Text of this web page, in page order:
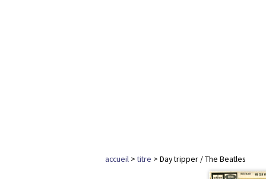
accueil >titre > Day tripper / The Beatles